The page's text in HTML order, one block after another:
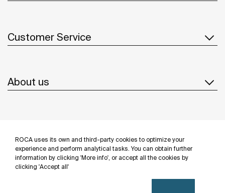
ROCA uses its own and third-party cookies to optimize your
experience and perform analytical tasks. You can obtain further
information by clicking 'More info', or accept all the cookies by
clicking 'Accept all'
Customer Service
About us
Follow us